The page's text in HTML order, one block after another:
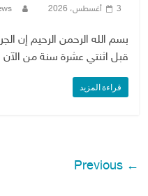
3 أغسطس، 2026
بسم الله الرحمن الرحيم إن
قبل اثنتي عشرة سنة من الآن
قراءة المزيد
← Previous